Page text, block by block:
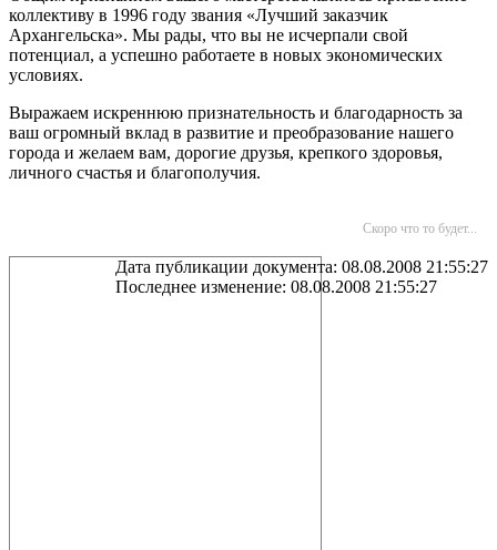
коллективу в 1996 году звания «Лучший заказчик
Архангельска». Мы рады, что вы не исчерпали свой
потенциал, а успешно работаете в новых экономических
условиях.
Выражаем искреннюю признательность и благодарность за
ваш огромный вклад в развитие и преобразование нашего
города и желаем вам, дорогие друзья, крепкого здоровья,
личного счастья и благополучия.
Скоро что то будет...
Дата публикации документа: 08.08.2008 21:55:27
Последнее изменение: 08.08.2008 21:55:27